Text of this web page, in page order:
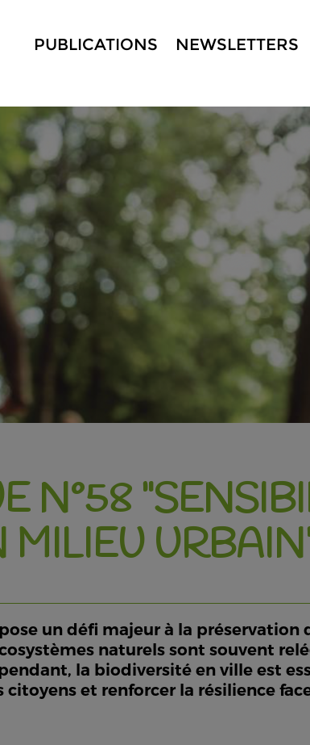
PUBLICATIONS NEWSLETTERS
N°58
MILIEU
un défi majeur à la
naturels sont souvent
la biodiversité en ville est
et renforcer la résilience